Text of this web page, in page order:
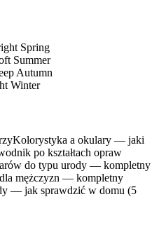
Spring
Summer
Autumn
Winter
Kolorystyka a okulary — jaki
po kształtach opraw
do typu urody — kompletny
mężczyzn — kompletny
— jak sprawdzić w domu (5